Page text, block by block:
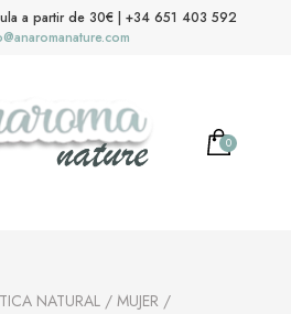
a partir de 30€ | +34 651 403 592
0
NATURAL / MUJER /